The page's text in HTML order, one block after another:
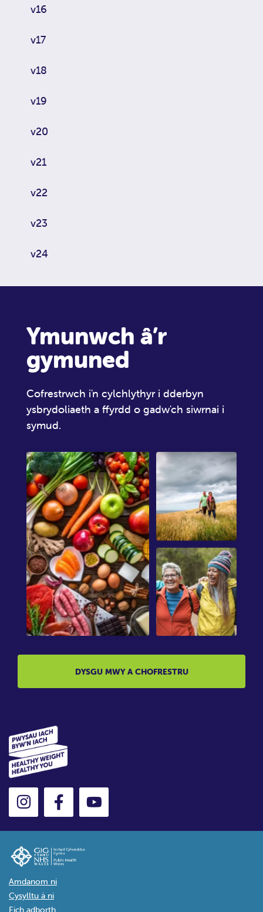
v16
v17
v18
v19
v20
v21
v22
v23
v24
Ymunwch â’r
gymuned
Cofrestrwch i'n cylchlythyr i dderbyn
ysbrydoliaeth a ffyrdd o gadw'ch siwrnai i
symud.
DYSGU MWY A CHOFRESTRU
Amdanom ni
Cysylltu â ni